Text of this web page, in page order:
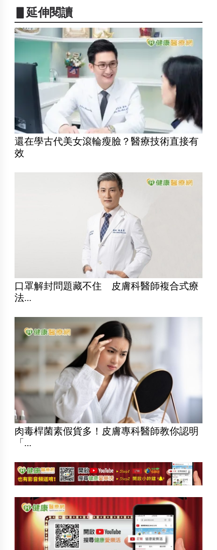
▋延伸閱讀
還在學古代美女滾輪瘦臉？醫療技術直接有
效
口罩解封問題藏不住 皮膚科醫師複合式療
法...
肉毒桿菌素假貨多！皮膚專科醫師教你認明
「...